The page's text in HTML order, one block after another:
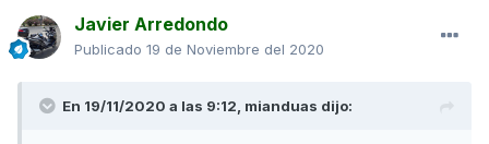
Javier Arredondo
Publicado 19 de Noviembre del 2020
En 19/11/2020 a las 9:12, mianduas dijo: